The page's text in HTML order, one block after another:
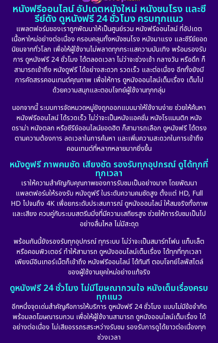
หนังฟรีออนไลน์ อัปเดตหนังใหม่ หนังชนโรง และซี
รีย์ดัง ดูหนังฟรี 24 ชั่วโมง ครบทุกแนว
แพลตฟอร์มของเราถูกพัฒนาให้เป็นศูนย์รวม หนังฟรีออนไลน์ ที่อัปเดต
เนื้อหาใหม่อย่างต่อเนื่อง ครอบคลุมทั้งหนังชนโรง หนังมาแรง และซีรีย์ยอด
นิยมจากทั่วโลก เพื่อให้ผู้ใช้งานไม่พลาดทุกกระแสความบันเทิง พร้อมรองรับ
การ ดูหนังฟรี 24 ชั่วโมง ได้ตลอดเวลา ไม่ว่าจะช่วงเช้า กลางวัน หรือดึก ก็
สามารถเข้าถึง หนังดูฟรี ได้อย่างสะดวก รวดเร็ว และต่อเนื่อง อีกทั้งยังมี
การคัดสรรคอนเทนต์คุณภาพ เพื่อให้การ ดูหนังออนไลน์เต็มเรื่อง เต็มไป
ด้วยความสนุกและตอบโจทย์ผู้ใช้งานทุกกลุ่ม
นอกจากนี้ ระบบการจัดหมวดหมู่ยังถูกออกแบบมาให้ใช้งานง่าย ช่วยให้ค้นหา
หนังฟรีออนไลน์ ได้รวดเร็ว ไม่ว่าจะเป็นหนังแอคชั่น หนังโรแมนติก หนัง
ดราม่า หนังตลก หรือซีรีย์ออนไลน์ยอดฮิต ก็สามารถเลือก ดูหนังฟรี ได้ตรง
ตามความต้องการ ลดเวลาในการค้นหา และเพิ่มความสะดวกในการเข้าถึง
คอนเทนต์ที่หลากหลายมากยิ่งขึ้น
หนังดูฟรี ภาพคมชัด เสียงชัด รองรับทุกอุปกรณ์ ดูได้ทุกที่
ทุกเวลา
เราให้ความสำคัญกับคุณภาพของการรับชมเป็นอย่างมาก โดยพัฒนา
แพลตฟอร์มให้รองรับ หนังดูฟรี ในระดับความคมชัดสูง ตั้งแต่ HD, Full
HD ไปจนถึง 4K เพื่อยกระดับประสบการณ์ ดูหนังออนไลน์ ให้สมจริงทั้งภาพ
และเสียง ควบคู่กับระบบสตรีมมิ่งที่มีความเสถียรสูง ช่วยให้การรับชมเป็นไป
อย่างลื่นไหล ไม่มีสะดุด
พร้อมกันนี้ยังรองรับทุกอุปกรณ์ ทุกระบบ ไม่ว่าจะเป็นสมาร์ทโฟน แท็บเล็ต
หรือคอมพิวเตอร์ ทำให้สามารถ ดูหนังออนไลน์เต็มเรื่อง ได้ทุกที่ทุกเวลา
เพียงมีอินเทอร์เน็ตก็เข้าถึง หนังฟรีออนไลน์ ได้ทันที ตอบโจทย์ไลฟ์สไตล์
ของผู้ใช้งานยุคใหม่อย่างแท้จริง
ดูหนังฟรี 24 ชั่วโมง ไม่มีโฆษณากวนใจ หนังเต็มเรื่องครบ
ทุกแนว
อีกหนึ่งจุดเด่นสำคัญคือการให้บริการ ดูหนังฟรี 24 ชั่วโมง แบบไม่มีข้อจำกัด
พร้อมลดโฆษณารบกวน เพื่อให้ผู้ใช้งานสามารถ ดูหนังออนไลน์เต็มเรื่อง ได้
อย่างต่อเนื่อง ไม่เสียอรรถรสระหว่างรับชม รองรับการดูได้ยาวต่อเนื่องทุก
ช่วงเวลา